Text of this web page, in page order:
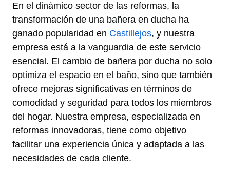
En el dinámico sector de las reformas, la
transformación de una bañera en ducha ha
ganado popularidad en Castillejos, y nuestra
empresa está a la vanguardia de este servicio
esencial. El cambio de bañera por ducha no solo
optimiza el espacio en el baño, sino que también
ofrece mejoras significativas en términos de
comodidad y seguridad para todos los miembros
del hogar. Nuestra empresa, especializada en
reformas innovadoras, tiene como objetivo
facilitar una experiencia única y adaptada a las
necesidades de cada cliente.